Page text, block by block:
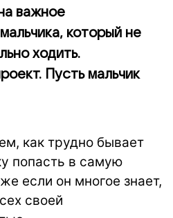
важное
который не
ходить.
Пусть мальчик
как трудно бывает
попасть в самую
если он многое знает,
своей